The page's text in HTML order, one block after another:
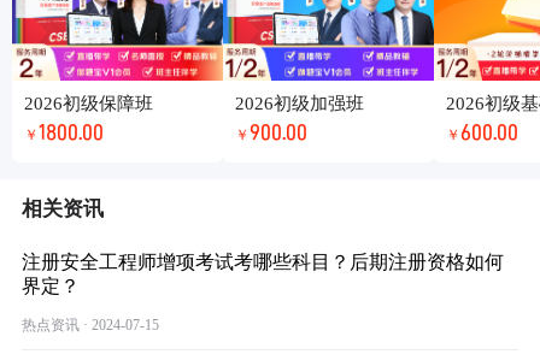
2026初级保障班
￥ 1800.00
2026初级加强班
￥ 900.00
2026初级
￥ 600.00
相关资讯
注册安全工程师增项考试考哪些科目？后期注册资格如何
界定？
热点资讯 · 2024-07-15